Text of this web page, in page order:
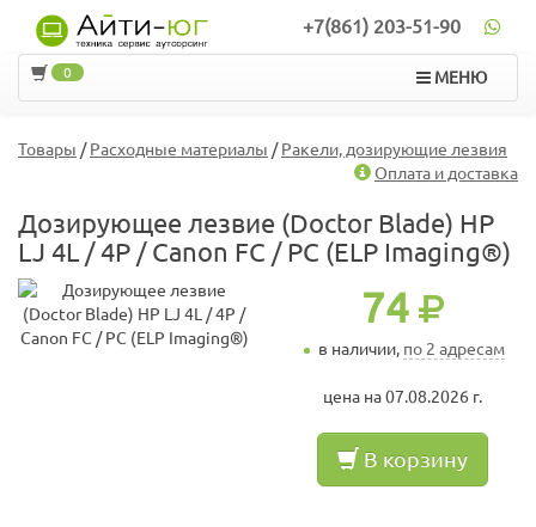
+7(861) 203-51-90
МЕНЮ
0
Товары /Расходные материалы /Ракели, дозирующие лезвия
Оплата и доставка
Дозирующее лезвие (Doctor Blade) HP
LJ 4L / 4P / Canon FC / PC (ELP Imaging®)
74
в наличии, по 2 адресам
цена на 07.08.2026 г.
В корзину